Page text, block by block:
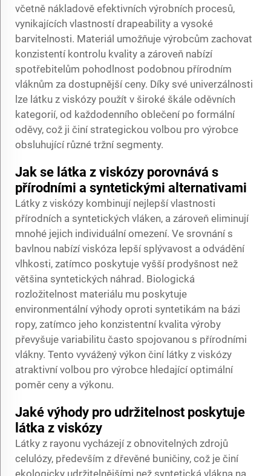
včetně nákladově efektivních výrobních procesů,
vynikajících vlastností drapeability a vysoké
barvitelnosti. Materiál umožňuje výrobcům zachovat
konzistentí kontrolu kvality a zároveň nabízí
spotřebitelům pohodlnost podobnou přírodním
vláknům za dostupnější ceny. Díky své univerzálnosti
lze látku z viskózy použít v široké škále oděvních
kategorií, od každodenního oblečení po formální
oděvy, což ji činí strategickou volbou pro výrobce
obsluhující různé tržní segmenty.
Jak se látka z viskózy porovnává s
přírodními a syntetickými alternativami
Látky z viskózy kombinují nejlepší vlastnosti
přírodních a syntetických vláken, a zároveň eliminují
mnohé jejich individuální omezení. Ve srovnání s
bavlnou nabízí viskóza lepší splývavost a odvádění
vlhkosti, zatímco poskytuje vyšší prodyšnost než
většina syntetických náhrad. Biologická
rozložitelnost materiálu mu poskytuje
environmentální výhody oproti syntetikám na bázi
ropy, zatímco jeho konzistentní kvalita výroby
převyšuje variabilitu často spojovanou s přírodními
vlákny. Tento vyvážený výkon činí látky z viskózy
atraktivní volbou pro výrobce hledající optimální
poměr ceny a výkonu.
Jaké výhody pro udržitelnost poskytuje
látka z viskózy
Látky z rayonu vycházejí z obnovitelných zdrojů
celulózy, především z dřevěné buničiny, což je činí
ekologicky udržitelnějšími než syntetická vlákna na